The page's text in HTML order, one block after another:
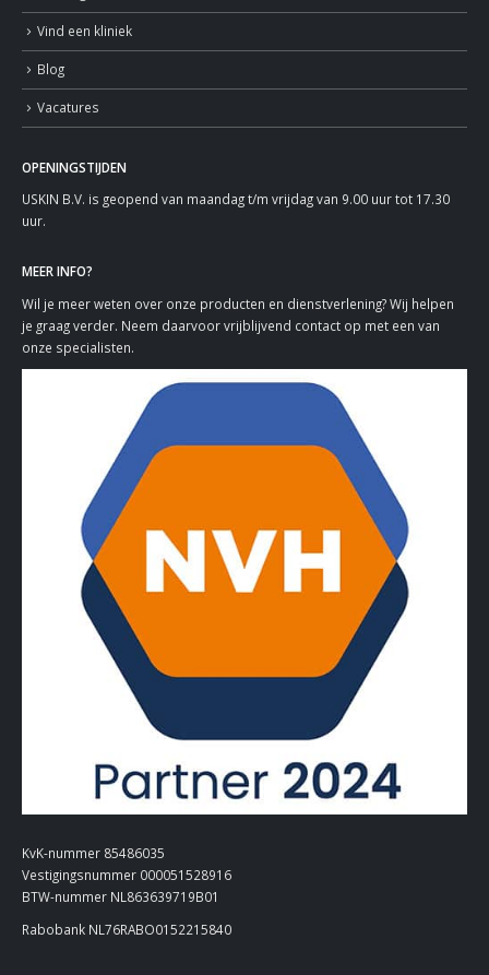
Vind een kliniek
Blog
Vacatures
OPENINGSTIJDEN
USKIN B.V. is geopend van maandag t/m vrijdag van 9.00 uur tot 17.30
uur.
MEER INFO?
Wil je meer weten over onze producten en dienstverlening? Wij helpen
je graag verder. Neem daarvoor vrijblijvend contact op met een van
onze specialisten.
KvK-nummer 85486035
Vestigingsnummer 000051528916
BTW-nummer NL863639719B01
Rabobank NL76RABO0152215840